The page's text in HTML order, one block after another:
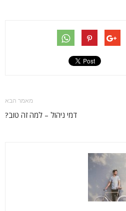
מאמר הבא
דמי ניהול – למה זה טוב?